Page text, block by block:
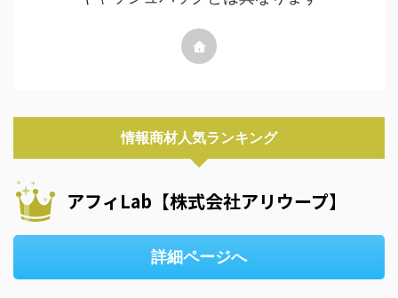
情報商材人気ランキング
アフィLab【株式会社アリウープ】
詳細ページへ